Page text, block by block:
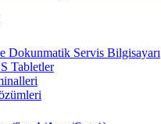
Dokunmatik Servis Bilgisayarı
Tabletler